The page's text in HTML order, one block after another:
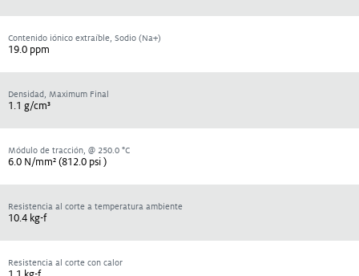
Contenido iónico extraíble, Sodio (Na+)
19.0 ppm
Densidad, Maximum Final
1.1 g/cm³
Módulo de tracción, @ 250.0 °C
6.0 N/mm² (812.0 psi )
Resistencia al corte a temperatura ambiente
10.4 kg-f
Resistencia al corte con calor